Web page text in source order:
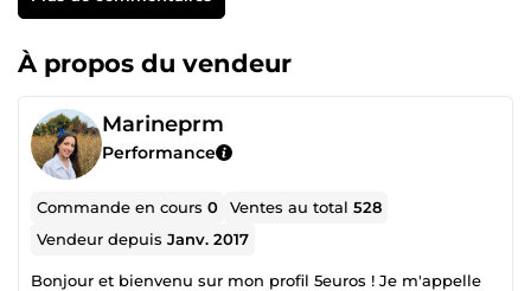
À propos du vendeur
Marineprm
Performance
Commande en cours0 Ventes au total528
Vendeur depuisJanv. 2017
Bonjour et bienvenu sur mon profil 5euros ! Je m'appelle